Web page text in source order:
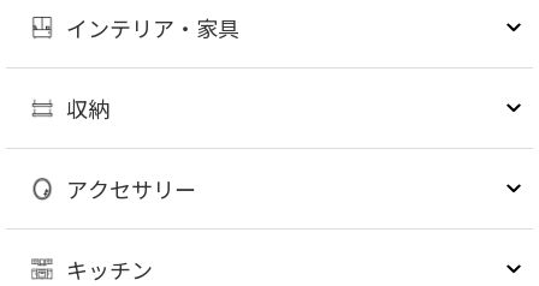
インテリア・家具
収納
アクセサリー
キッチン